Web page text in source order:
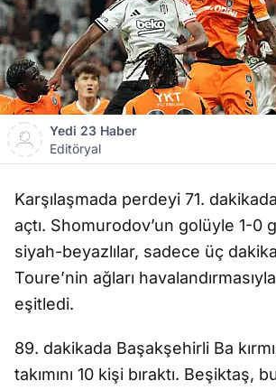
Yedi 23 Haber
Editöryal
Karşılaşmada perdeyi 71.
açtı. Shomurodov’un golüyle 1-0
siyah-beyazlılar, sadece üç
Toure’nin ağları
eşitledi.
89. dakikada Başakşehirli Ba
takımını 10 kişi bıraktı. Beşiktaş,